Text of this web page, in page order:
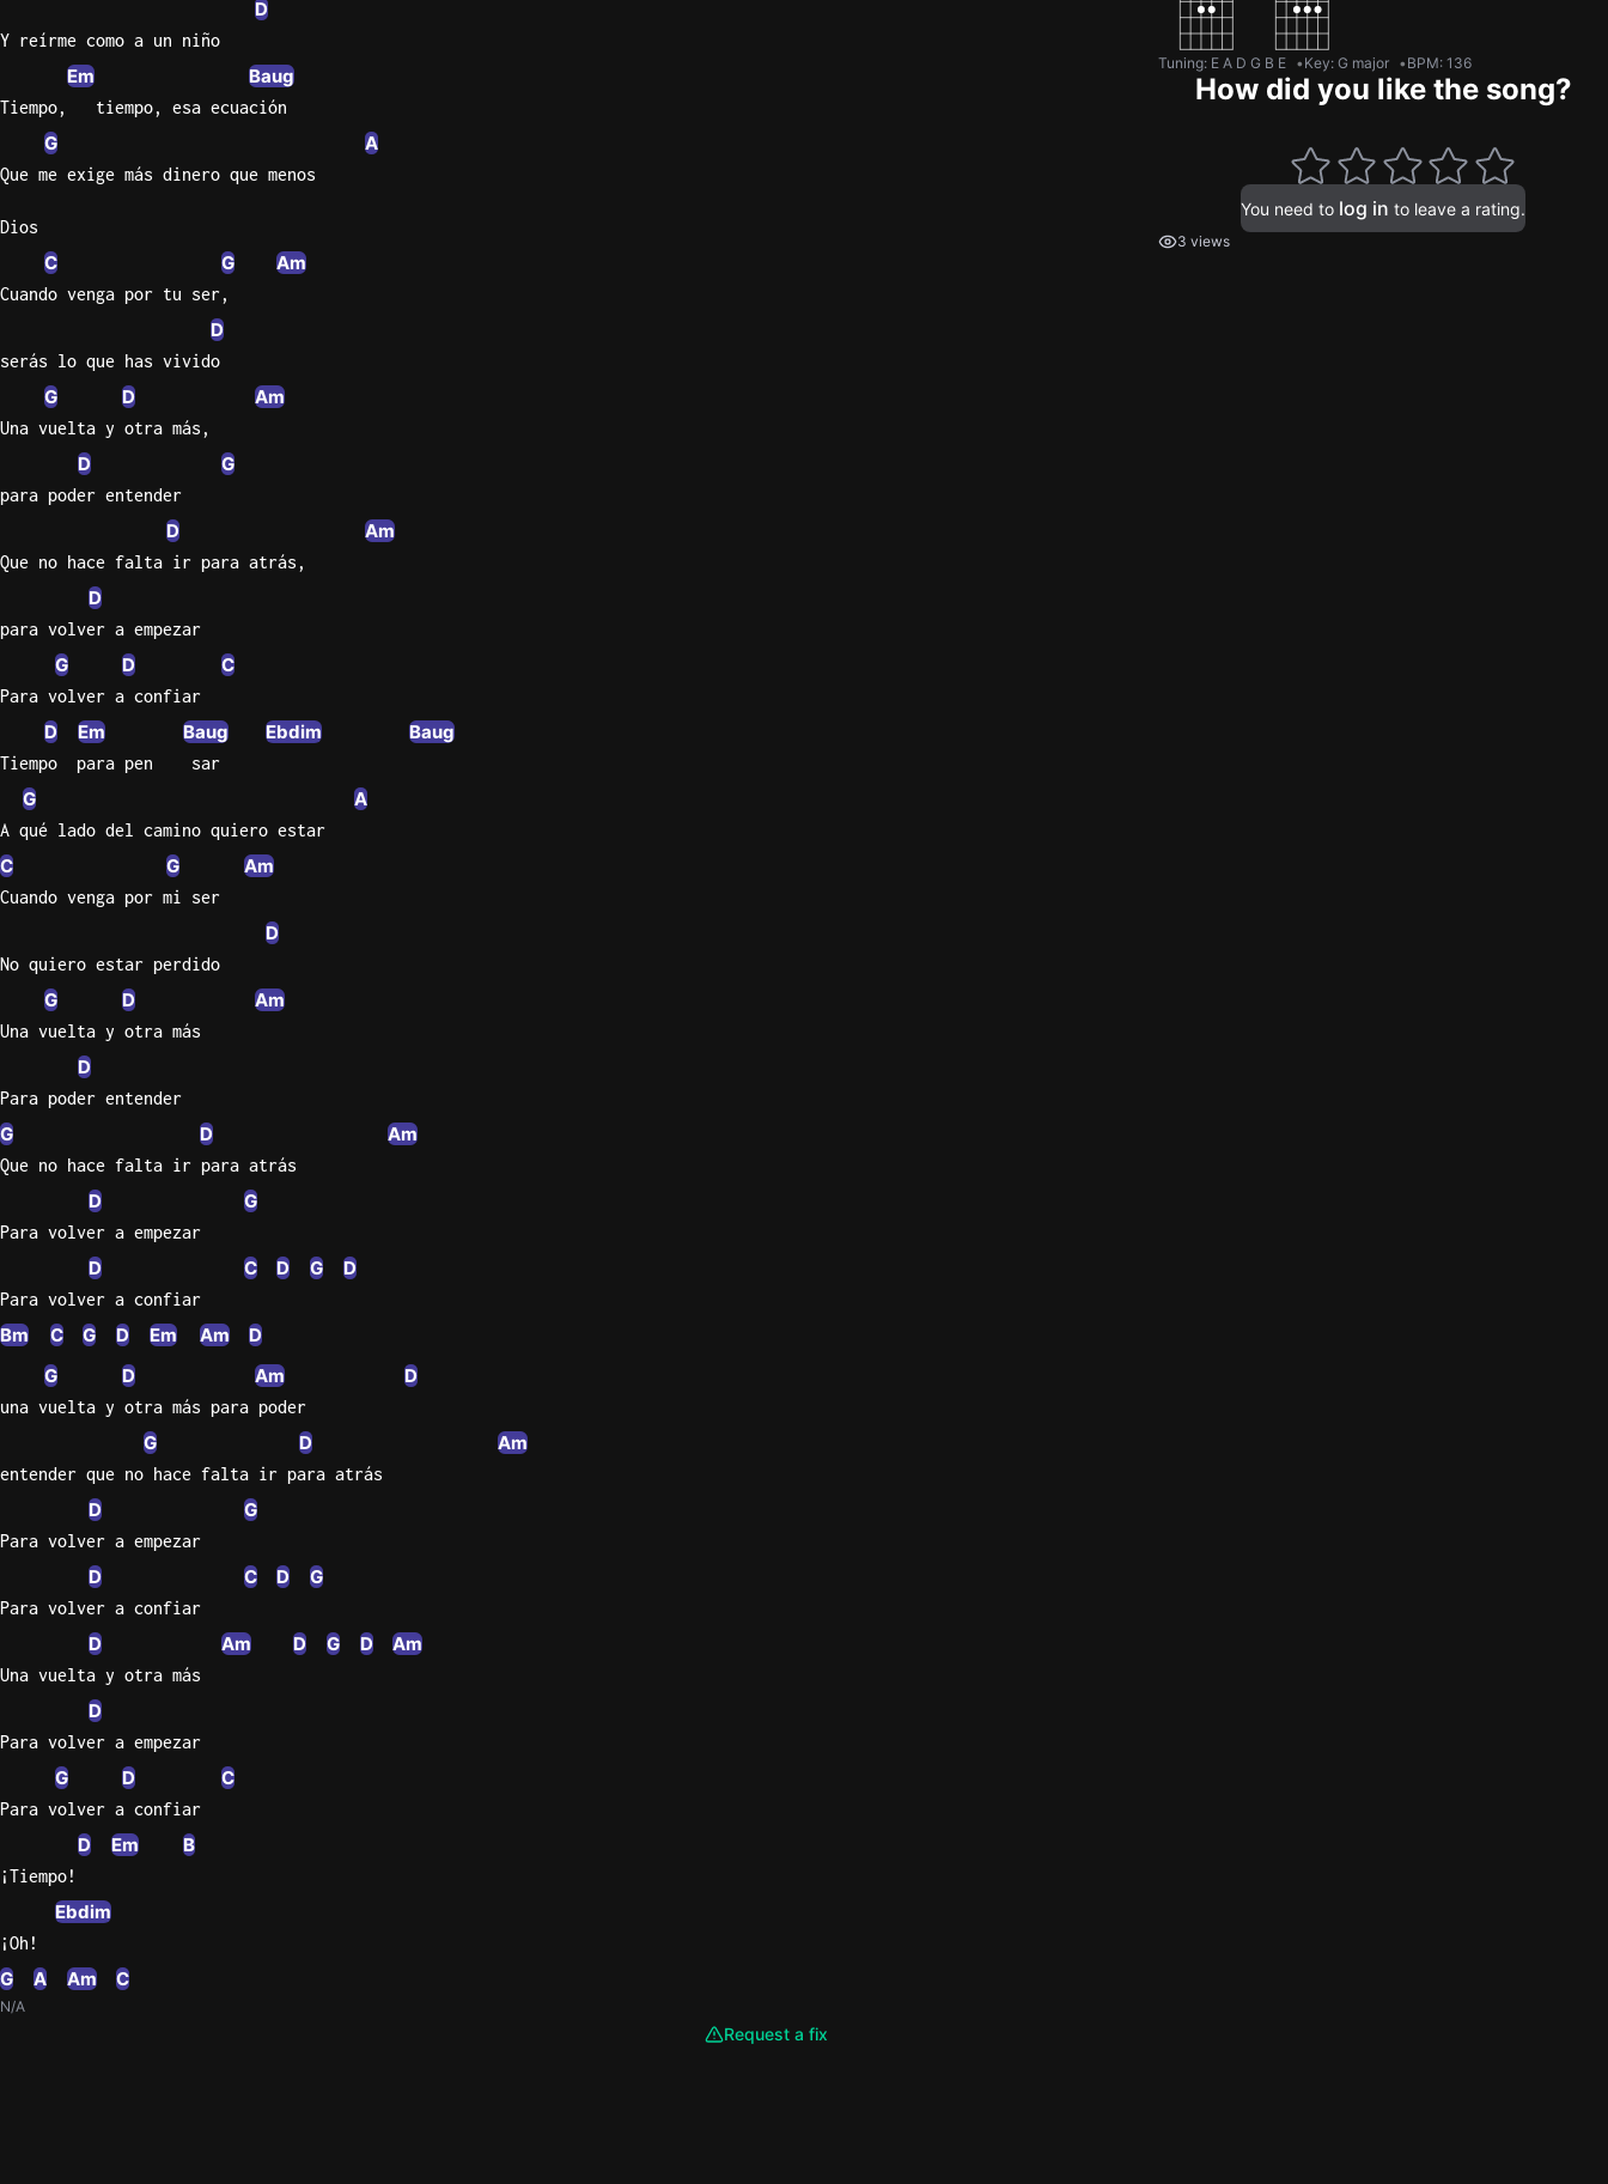
D
Y reírme como a un niño
Em Baug
Tiempo,   tiempo, esa ecuación
G A
Que me exige más dinero que menos
Dios
C G Am
Cuando venga por tu ser,
D
serás lo que has vivido
G D Am
Una vuelta y otra más,
D G
para poder entender
D Am
Que no hace falta ir para atrás,
D
para volver a empezar
G D C
Para volver a confiar
D Em Baug Ebdim Baug
Tiempo  para pen    sar
G A
A qué lado del camino quiero estar
C G Am
Cuando venga por mi ser
D
No quiero estar perdido
G D Am
Una vuelta y otra más
D
Para poder entender
G D Am
Que no hace falta ir para atrás
D G
Para volver a empezar
D C D G D
Para volver a confiar
Bm C G D Em Am
D
G
D Am D
una vuelta y otra más para poder
G D Am
entender que no hace falta ir para atrás
D G
Para volver a empezar
D C D G
Para volver a confiar
D Am D G D Am
Una vuelta y otra más
D
Para volver a empezar
G D C
Para volver a confiar
D Em B
¡Tiempo!
Ebdim
¡Oh!
G A Am C
N/A
Request a fix
Tuning: E A D G B E Key: G major BPM: 136
How did you like the song?
You need to log in to leave a rating.
3 views